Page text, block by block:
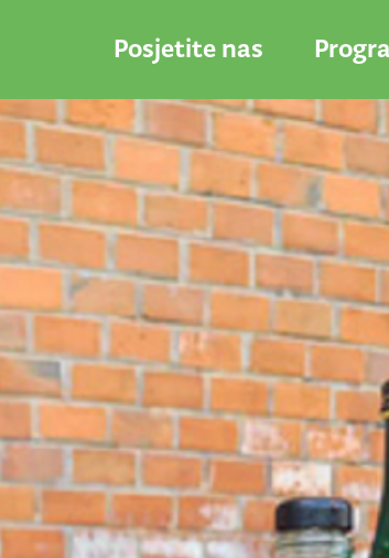
Posjetite nas